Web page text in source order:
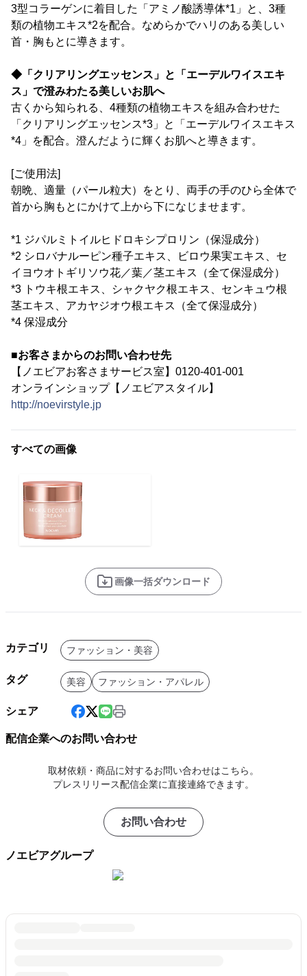
3型コラーゲンに着目した「アミノ酸誘導体*1」と、3種
類の植物エキス*2を配合。なめらかでハリのある美しい
首・胸もとに導きます。
◆「クリアリングエッセンス」と「エーデルワイスエキ
ス」で澄みわたる美しいお肌へ
古くから知られる、4種類の植物エキスを組み合わせた
「クリアリングエッセンス*3」と「エーデルワイスエキス
*4」を配合。澄んだように輝くお肌へと導きます。
[ご使用法]
朝晩、適量（パール粒大）をとり、両手の手のひら全体で
首から胸もとにかけて上から下になじませます。
*1 ジパルミトイルヒドロキシプロリン（保湿成分）
*2 シロバナルーピン種子エキス、ビロウ果実エキス、セ
イヨウオトギリソウ花／葉／茎エキス（全て保湿成分）
*3 トウキ根エキス、シャクヤク根エキス、センキュウ根
茎エキス、アカヤジオウ根エキス（全て保湿成分）
*4 保湿成分
■お客さまからのお問い合わせ先
【ノエビアお客さまサービス室】0120-401-001
オンラインショップ【ノエビアスタイル】
http://noevirstyle.jp
すべての画像
画像一括ダウンロード
カテゴリ ファッション・美容
タグ 美容 ファッション・アパレル
シェア
配信企業へのお問い合わせ
取材依頼・商品に対するお問い合わせはこちら。
プレスリリース配信企業に直接連絡できます。
お問い合わせ
ノエビアグループ